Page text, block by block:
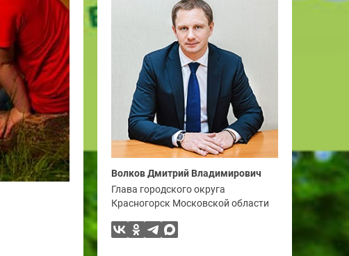
Волков Дмитрий Владимирович
Глава городского округа
Красногорск Московской области